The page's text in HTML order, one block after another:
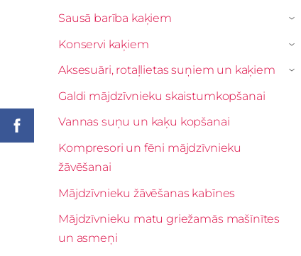
Sausā barība kaķiem ›
Konservi kaķiem ›
Aksesuāri, rotaļlietas suņiem un kaķiem ›
Galdi mājdzīvnieku skaistumkopšanai
Vannas suņu un kaķu kopšanai
Kompresori un fēni mājdzīvnieku
žāvēšanai
Mājdzīvnieku žāvēšanas kabīnes
Mājdzīvnieku matu griežamās mašīnītes
un asmeņi